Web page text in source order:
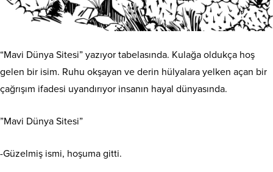
“Mavi Dünya Sitesi” yazıyor tabelasında. Kulağa oldukça hoş
gelen bir isim. Ruhu okşayan ve derin hülyalara yelken açan bir
çağrışım ifadesi uyandırıyor insanın hayal dünyasında.
”Mavi Dünya Sitesi”
-Güzelmiş ismi, hoşuma gitti.